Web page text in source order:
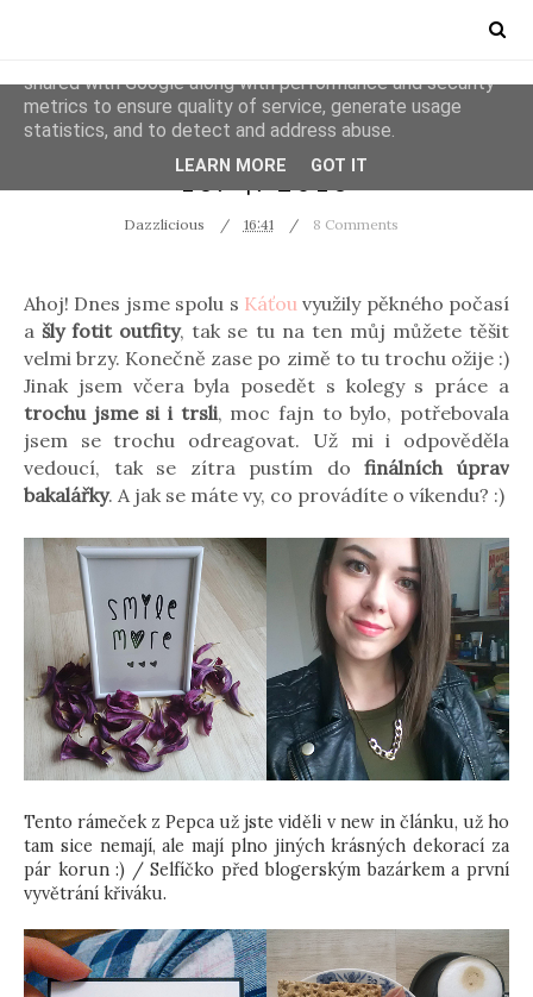
BRNO PHOTOS
16/4/2016
Dazzlicious 16:41 8 Comments
Ahoj! Dnes jsme spolu s Káťouvyužily pěkného počasí
a šly fotit outfity, tak se tu na ten můj můžete těšit
velmi brzy. Konečně zase po zimě to tu trochu ožije :)
Jinak jsem včera byla posedět s kolegy s práce a
trochu jsme si i trsli, moc fajn to bylo, potřebovala
jsem se trochu odreagovat. Už mi i odpověděla
vedoucí, tak se zítra pustím dofinálních úprav
bakalářky. A jak se máte vy, co provádíte o víkendu? :)
Tento rámeček z Pepca už jste viděli v new in článku, už ho
tam sice nemají, ale mají plno jiných krásných dekorací za
pár korun :) / Selfíčko před blogerským bazárkem a první
vyvětrání křiváku.
This site uses cookies from Google to deliver its services
shared with Google along with performance and security
metrics to ensure quality of service, generate usage
statistics, and to detect and address abuse.
LEARN MORE GOT IT